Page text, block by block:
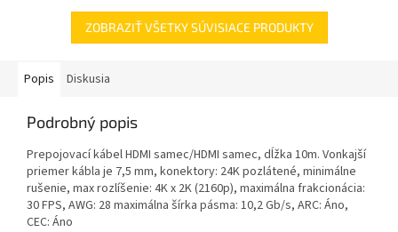
technológií, ako sú 3D a...
ZOBRAZIŤ VŠETKY SÚVISIACE PRODUKTY
Popis Diskusia
Podrobný popis
Prepojovací kábel HDMI samec/HDMI samec, dĺžka 10m. Vonkajší
priemer kábla je 7,5 mm, konektory: 24K pozlátené, minimálne
rušenie, max rozlíšenie: 4K x 2K (2160p), maximálna frakcionácia:
30 FPS, AWG: 28 maximálna šírka pásma: 10,2 Gb/s, ARC: Áno,
CEC: Áno